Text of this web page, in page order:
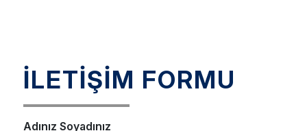
İLETİŞİM FORMU
Adınız Soyadınız